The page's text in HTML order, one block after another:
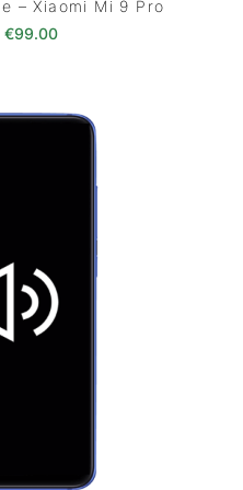
– Xiaomi Mi 9 Pro
O preço original era:
€99.00O preço atual é: